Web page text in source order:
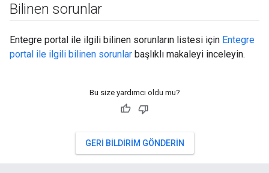
Bilinen sorunlar
Entegre portal ile ilgili bilinen sorunların listesi için Entegre
portal ile ilgili bilinen sorunlar başlıklı makaleyi inceleyin.
Bu size yardımcı oldu mu?
GERI BILDIRIM GÖNDERIN